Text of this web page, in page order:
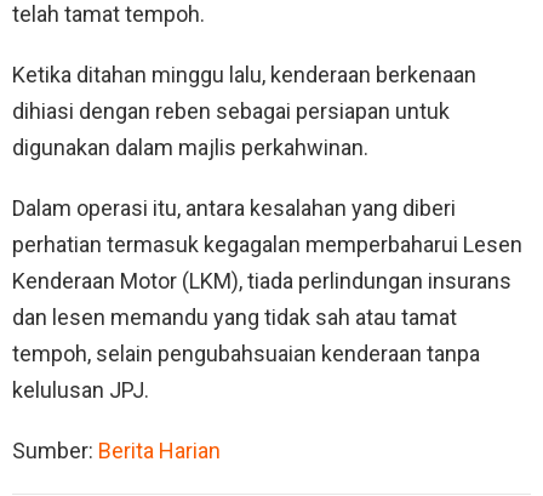
telah tamat tempoh.
Ketika ditahan minggu lalu, kenderaan berkenaan
dihiasi dengan reben sebagai persiapan untuk
digunakan dalam majlis perkahwinan.
Dalam operasi itu, antara kesalahan yang diberi
perhatian termasuk kegagalan memperbaharui Lesen
Kenderaan Motor (LKM), tiada perlindungan insurans
dan lesen memandu yang tidak sah atau tamat
tempoh, selain pengubahsuaian kenderaan tanpa
kelulusan JPJ.
Sumber: Berita Harian